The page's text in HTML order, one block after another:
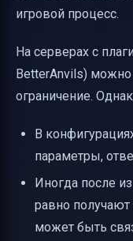
игровой процесс.
На серверах с
BetterAnvils) можно
ограничение.
В
параметры,
Иногда после
равно
может быть